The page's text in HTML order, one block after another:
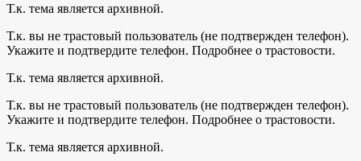
Т.к. тема является архивной.
Т.к. вы не трастовый пользователь (не подтвержден телефон).
Укажите и подтвердите телефон. Подробнее о трастовости.
Т.к. тема является архивной.
Т.к. вы не трастовый пользователь (не подтвержден телефон).
Укажите и подтвердите телефон. Подробнее о трастовости.
Т.к. тема является архивной.